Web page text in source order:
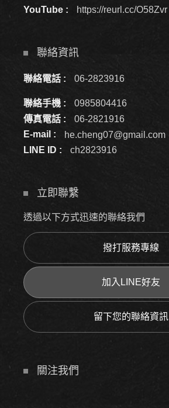
YouTube :
https://reurl.cc/O58Zvr
聯絡資訊
聯絡電話 : 06-2823916
聯絡手機 :
0985804416
傳真電話 :
06-2821916
E-mail :
he.cheng07@gmail.com
LINE ID :
ch2823916
立即聯繫
透過以下方式迅速的聯絡我們
撥打服務專線
加入LINE好友
留下您的聯絡資訊
關注我們